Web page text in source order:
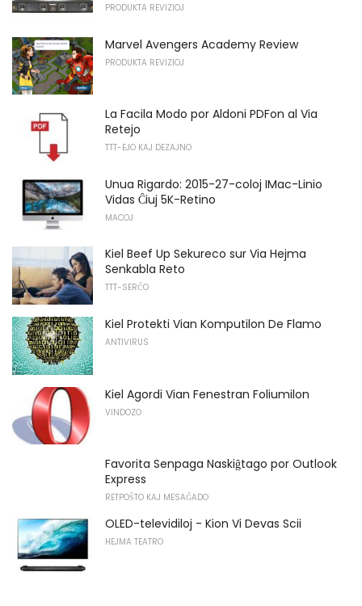
PRODUKTA REVIZIOJ
Marvel Avengers Academy Review
PRODUKTA REVIZIOJ
La Facila Modo por Aldoni PDFon al Via
Retejo
TTT-EJO KAJ DEZAJNO
Unua Rigardo: 2015-27-coloj IMac-Linio
Vidas Ĉiuj 5K-Retino
MACOJ
Kiel Beef Up Sekureco sur Via Hejma
Senkabla Reto
TTT-SERĈO
Kiel Protekti Vian Komputilon De Flamo
ANTIVIRUS
Kiel Agordi Vian Fenestran Foliumilon
VINDOZO
Favorita Senpaga Naskiĝtago por Outlook
Express
RETPOŜTO KAJ MESAĜADO
OLED-televidiloj - Kion Vi Devas Scii
HEJMA TEATRO